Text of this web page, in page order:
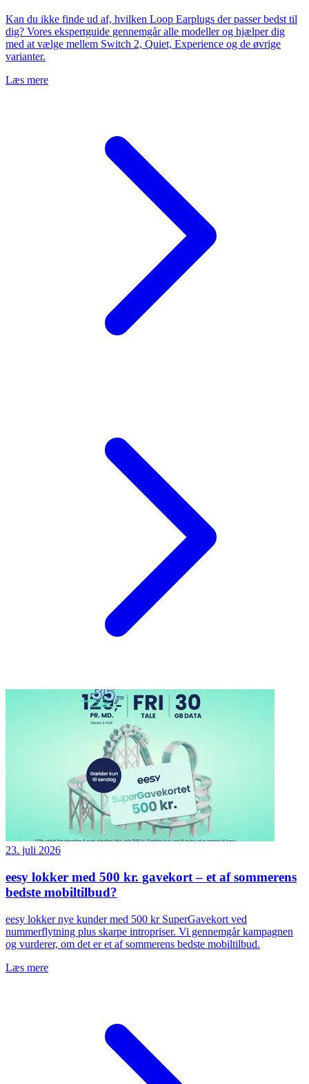
Kan du ikke finde ud af, hvilken Loop Earplugs der passer bedst til
dig? Vores ekspertguide gennemgår alle modeller og hjælper dig
med at vælge mellem Switch 2, Quiet, Experience og de øvrige
varianter.
Læs mere
23. juli 2026
eesy lokker med 500 kr. gavekort – et af sommerens
bedste mobiltilbud?
eesy lokker nye kunder med 500 kr SuperGavekort ved
nummerflytning plus skarpe intropriser. Vi gennemgår kampagnen
og vurderer, om det er et af sommerens bedste mobiltilbud.
Læs mere